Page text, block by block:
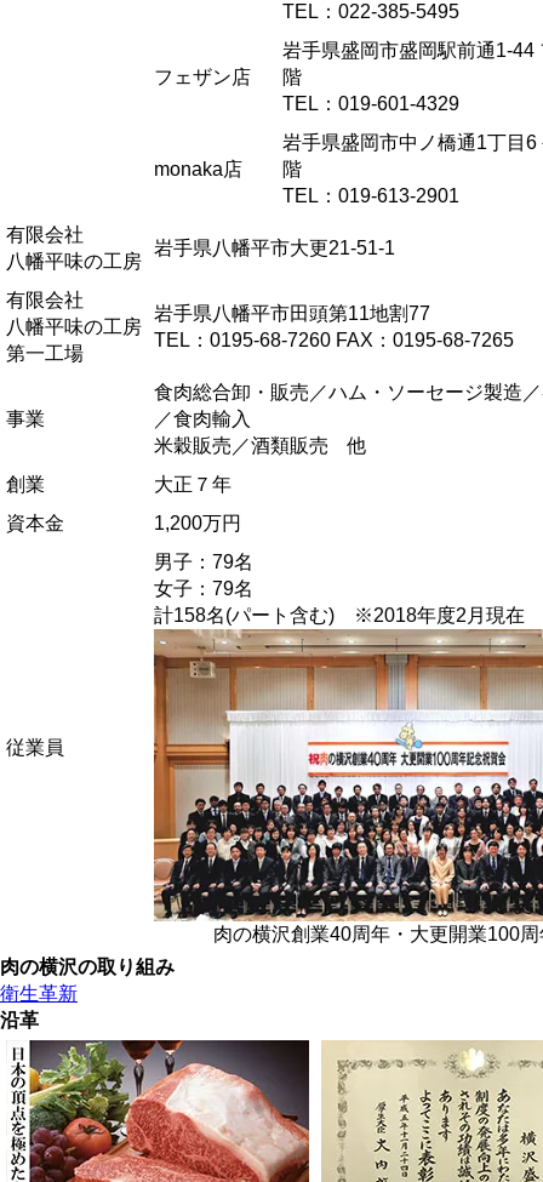
TEL：022-385-5495
フェザン店
岩手県盛岡市盛岡駅前通1-44
階
TEL：019-601-4329
monaka店
岩手県盛岡市中ノ橋通1丁目6
階
TEL：019-613-2901
有限会社
八幡平味の工房
岩手県八幡平市大更21-51-1
有限会社
八幡平味の工房
第一工場
岩手県八幡平市田頭第11地割77
TEL：0195-68-7260 FAX：0195-68-7265
事業
食肉総合卸・販売／ハム・ソーセージ製造
／食肉輸入
米穀販売／酒類販売 他
創業
大正７年
資本金
1,200万円
従業員
男子：79名
女子：79名
計158名(パート含む) ※2018年度2月現在
肉の横沢創業40周年・大更開業100
肉の横沢の取り組み
衛生革新
沿革